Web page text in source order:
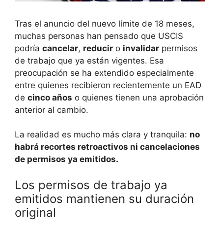
Tras el anuncio del nuevo límite de 18 meses,
muchas personas han pensado que USCIS
podría cancelar, reducir o invalidar permisos
de trabajo que ya están vigentes. Esa
preocupación se ha extendido especialmente
entre quienes recibieron recientemente un EAD
de cinco años o quienes tienen una aprobación
anterior al cambio.
La realidad es mucho más clara y tranquila: no
habrá recortes retroactivos ni cancelaciones
de permisos ya emitidos.
Los permisos de trabajo ya
emitidos mantienen su duración
original